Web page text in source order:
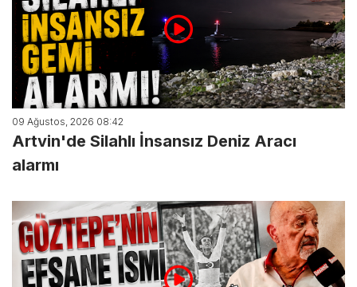
09 Ağustos, 2026 08:42
Artvin'de Silahlı İnsansız Deniz Aracı
alarmı